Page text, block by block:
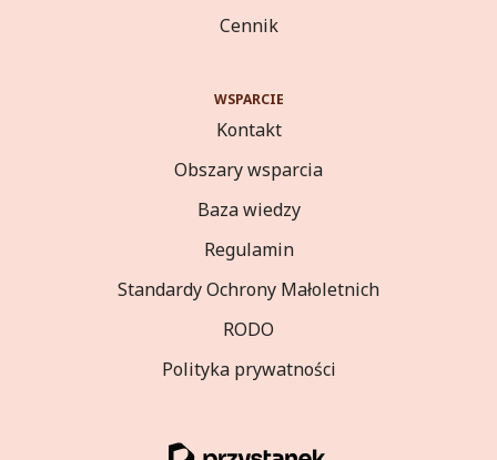
WSPARCIE
Kontakt
Obszary wsparcia
Baza wiedzy
Regulamin
Standardy Ochrony Małoletnich
RODO
Polityka prywatności
Cennik